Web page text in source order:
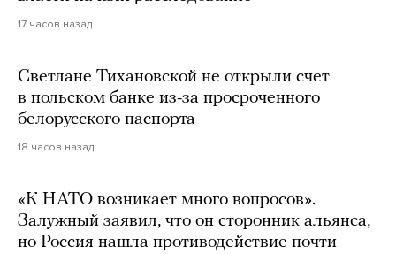
17 часов назад
Светлане Тихановской не открыли счет
в польском банке из-за просроченного
белорусского паспорта
18 часов назад
«К НАТО возникает много вопросов».
Залужный заявил, что он сторонник альянса,
но Россия нашла противодействие почти